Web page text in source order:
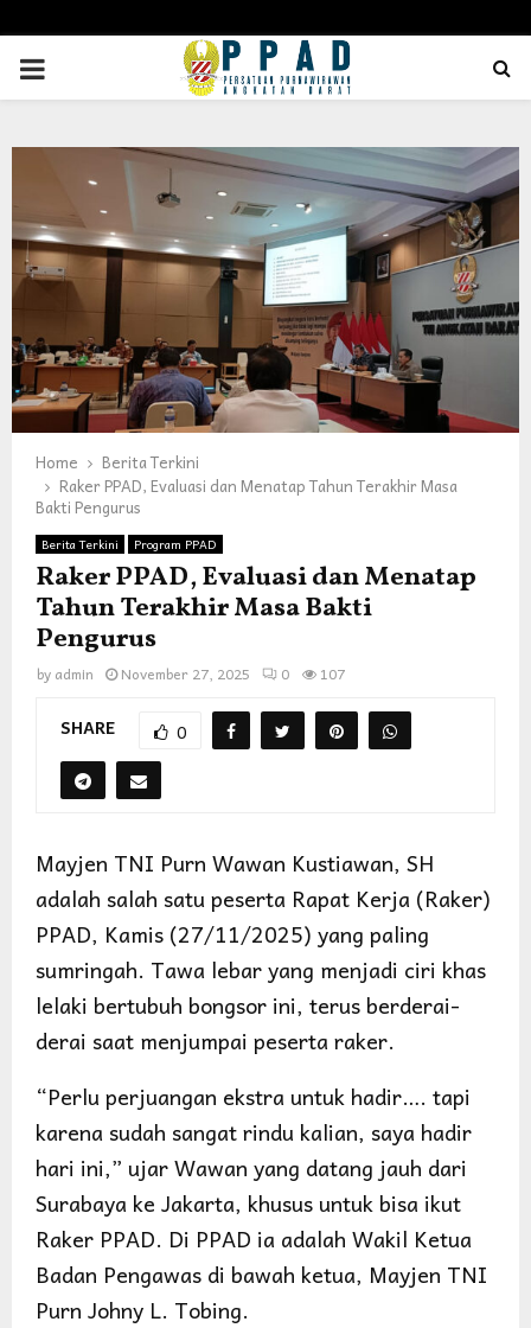
PRIMARY
Home
Berita Terkini
Raker PPAD, Evaluasi dan Menatap Tahun Terakhir Masa
Bakti Pengurus
Berita Terkini Program PPAD
Raker PPAD, Evaluasi dan Menatap
Tahun Terakhir Masa Bakti
Pengurus
by admin November 27, 2025 0 107
SHARE 0
Mayjen TNI Purn Wawan Kustiawan, SH
adalah salah satu peserta Rapat Kerja (Raker)
PPAD, Kamis (27/11/2025) yang paling
sumringah. Tawa lebar yang menjadi ciri khas
lelaki bertubuh bongsor ini, terus berderai-
derai saat menjumpai peserta raker.
“Perlu perjuangan ekstra untuk hadir…. tapi
karena sudah sangat rindu kalian, saya hadir
hari ini,” ujar Wawan yang datang jauh dari
Surabaya ke Jakarta, khusus untuk bisa ikut
Raker PPAD. Di PPAD ia adalah Wakil Ketua
Badan Pengawas di bawah ketua, Mayjen TNI
Purn Johny L. Tobing.